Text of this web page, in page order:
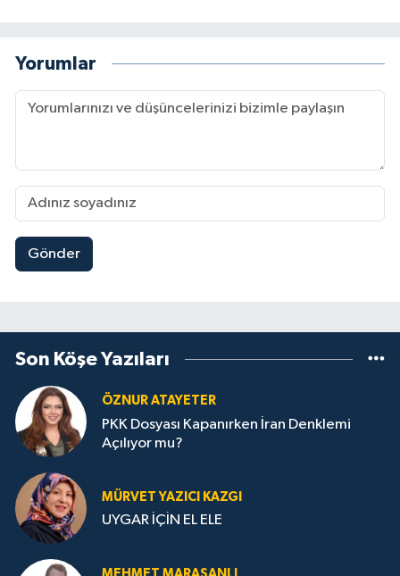
Yorumlar
Gönder
Son Köşe Yazıları
ÖZNUR ATAYETER
PKK Dosyası Kapanırken İran Denklemi
Açılıyor mu?
MÜRVET YAZICI KAZGI
UYGAR İÇİN EL ELE